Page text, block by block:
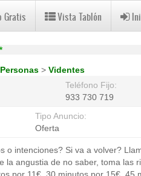
Gratis Vista Tablón
> Videntes
Teléfono Fijo:
933 730 719
Tipo Anuncio:
Oferta
o intenciones? Si va a volver?
la angustia de no saber, toma las